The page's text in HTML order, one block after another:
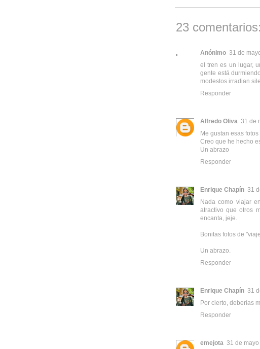
23 comentarios:
Anónimo 31 de
el tren es un lugar,
gente está
modestos irradian
Responder
Alfredo Oliva 31 de
Me gustan esas
Creo que he hecho
Un abrazo
Responder
Enrique Chapín 31
Nada como viajar
atractivo que otros
encanta, jeje.
Bonitas fotos de
Un abrazo.
Responder
Enrique Chapín 31
Por cierto, deberías
Responder
emejota 31 de